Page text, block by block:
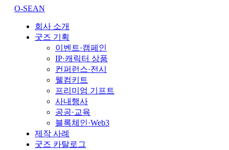
O-SEAN
회사 소개
굿즈 기획
이벤트·캠페인
IP·캐릭터 상품
컨퍼런스·전시
웰컴키트
프리미엄 기프트
사내행사
공공·교육
블록체인·Web3
제작 사례
굿즈 카탈로그